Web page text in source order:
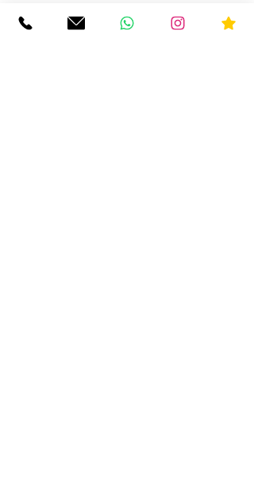
Fondé en 2016 par Joachim Pinto (HEC Paris) et